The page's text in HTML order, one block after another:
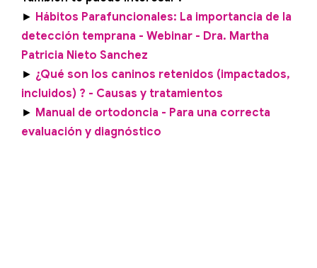
► Hábitos Parafuncionales: La importancia de la
detección temprana - Webinar - Dra. Martha
Patricia Nieto Sanchez
► ¿Qué son los caninos retenidos (impactados,
incluidos) ? - Causas y tratamientos
► Manual de ortodoncia - Para una correcta
evaluación y diagnóstico